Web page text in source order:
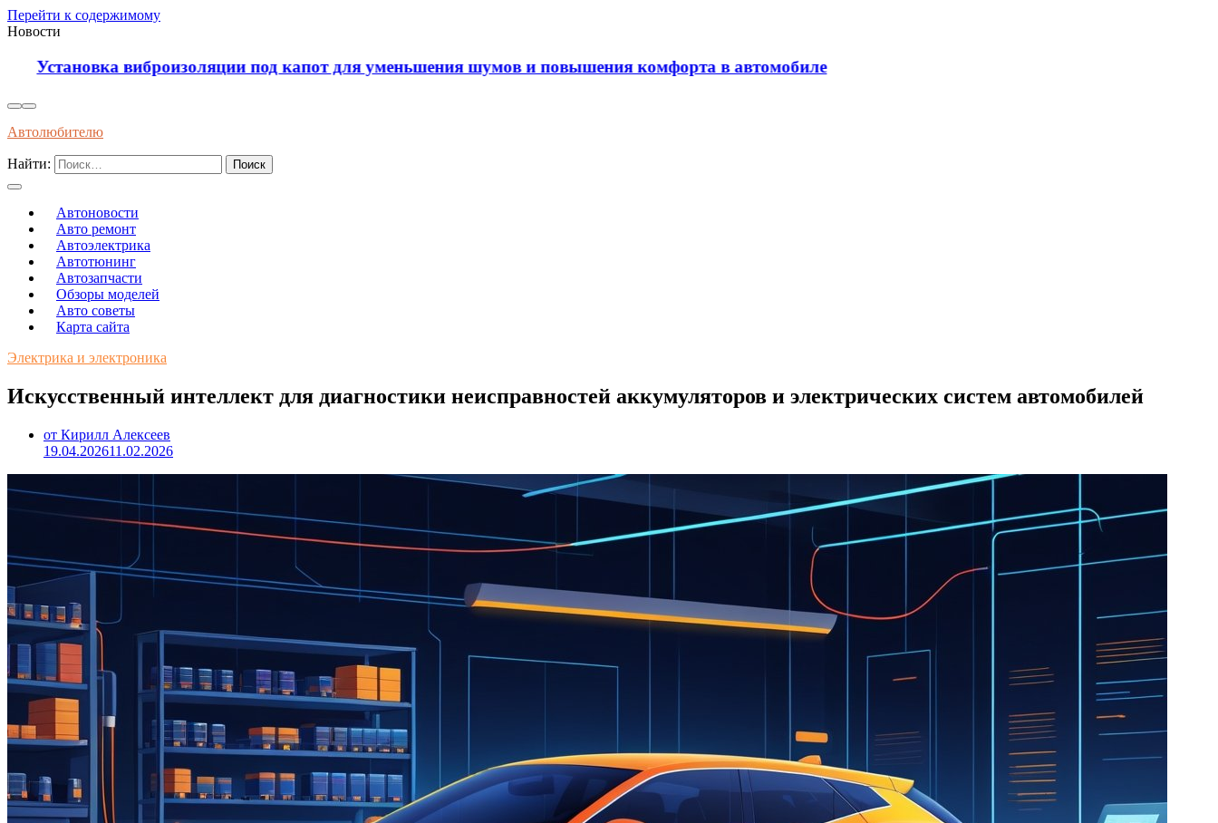
Перейти к содержимому
Новости
Установка виброизоляции под капот для уменьшения шумов и повышения комфорта в автомобиле
Автолюбителю
Найти:
Автоновости
Авто ремонт
Автоэлектрика
Автотюнинг
Автозапчасти
Обзоры моделей
Авто советы
Карта сайта
Электрика и электроника
Искусственный интеллект для диагностики неисправностей аккумуляторов и электрических систем автомобилей
от Кирилл Алексеев
19.04.202611.02.2026